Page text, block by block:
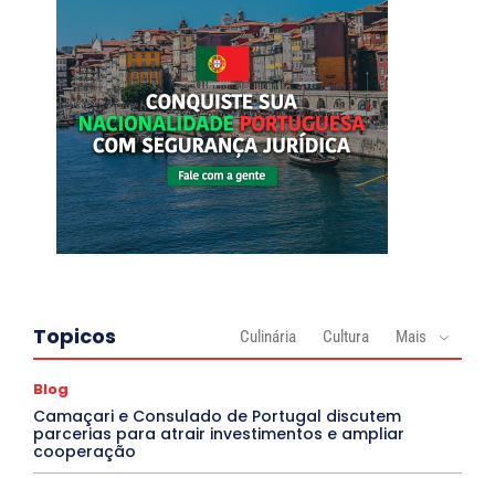
Topicos Culinária Cultura Mais
Blog
Camaçari e Consulado de Portugal discutem
parcerias para atrair investimentos e ampliar
cooperação